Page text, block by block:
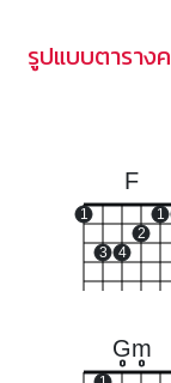
รูปแบบตาราง
F
1
3 4
2
1
Gm
o o